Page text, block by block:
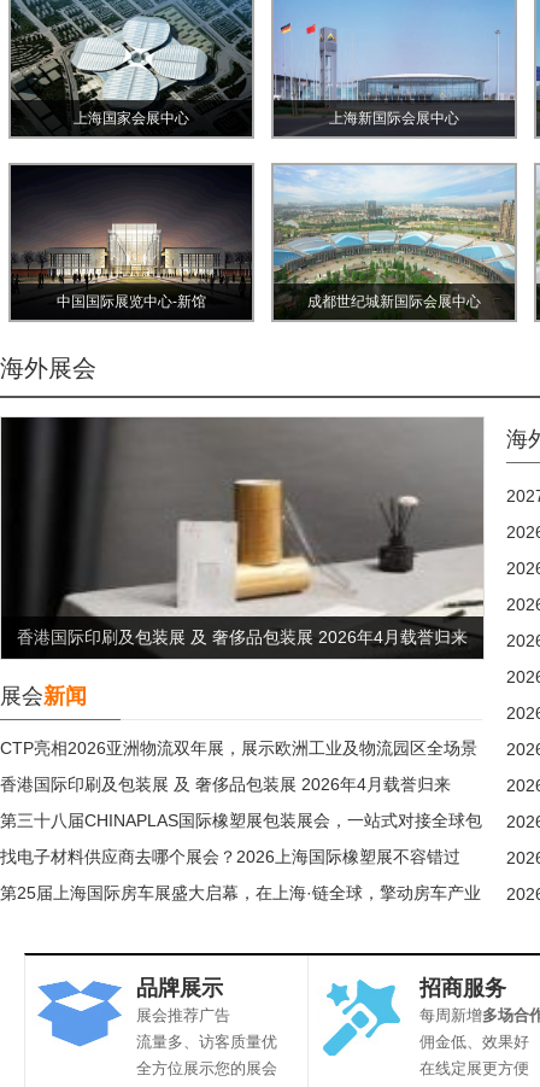
上海国家会展中心 上海新国际会展中心
中国国际展览中心-新馆 成都世纪城新国际会展中心
海外展会
CTP亮相2026亚洲物流双年展，展示欧洲工业及物流园区全场景
展会新闻
CTP亮相2026亚洲物流双年展，展示欧洲工业及物流园区全场景
解决方案
香港国际印刷及包装展 及 奢侈品包装展 2026年4月载誉归来
第三十八届CHINAPLAS国际橡塑展包装展会，一站式对接全球包
装产业链
找电子材料供应商去哪个展会？2026上海国际橡塑展不容错过
第25届上海国际房车展盛大启幕，在上海·链全球，擎动房车产业
海
理
品牌展示
展会推荐广告
流量多、访客质量优
全方位展示您的展会
招商服务
每周新增多场合
佣金低、效果好
在线定展更方便